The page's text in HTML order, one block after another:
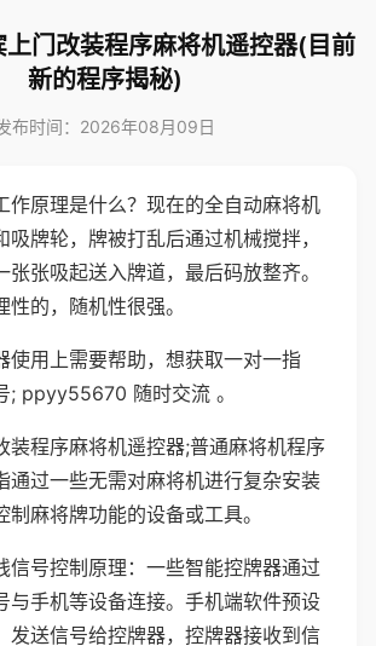
门改装程序麻将机遥控器(目前
新的程序揭秘)
布时间：2026年08月09日
作原理是什么？现在的全自动麻将机
吸牌轮，牌被打乱后通过机械搅拌，
张张吸起送入牌道，最后码放整齐。
的，随机性很强。
使用上需要帮助，想获取一对一指
; ppyy55670 随时交流 。
装程序麻将机遥控器;普通麻将机程序
通过一些无需对麻将机进行复杂安装
麻将牌功能的设备或工具。
信号控制原理：一些智能控牌器通过
与手机等设备连接。手机端软件预设
发送信号给控牌器，控牌器接收到信